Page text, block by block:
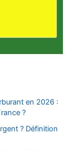
en 2026 :
?
? Définition